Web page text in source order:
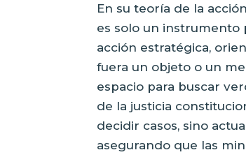
En su teoría de la
es solo un
acción estratégica,
fuera un objeto o un
espacio para buscar
de la justicia
decidir casos, sino
asegurando que las